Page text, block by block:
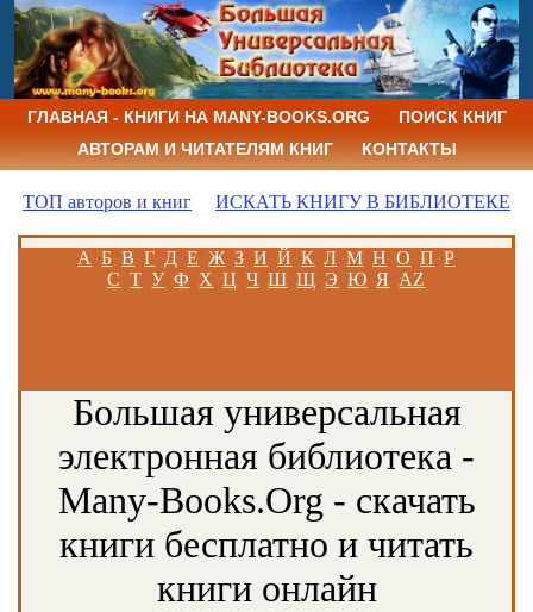
ГЛАВНАЯ - КНИГИ НА MANY-BOOKS.ORG
ПОИСК КНИГ
АВТОРАМ И ЧИТАТЕЛЯМ КНИГ
КОНТАКТЫ
ТОП авторов и книг ИСКАТЬ КНИГУ В БИБЛИОТЕКЕ
А Б В Г Д Е Ж З И Й К Л М Н О П Р
С Т У Ф Х Ц Ч Ш Щ Э Ю Я AZ
Большая универсальная
электронная библиотека -
Many-Books.Org - скачать
книги бесплатно и читать
книги онлайн